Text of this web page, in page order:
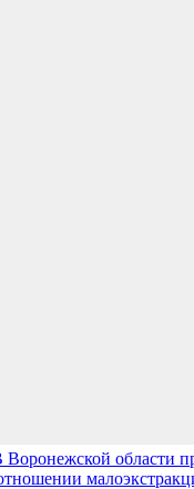
Воронежской области